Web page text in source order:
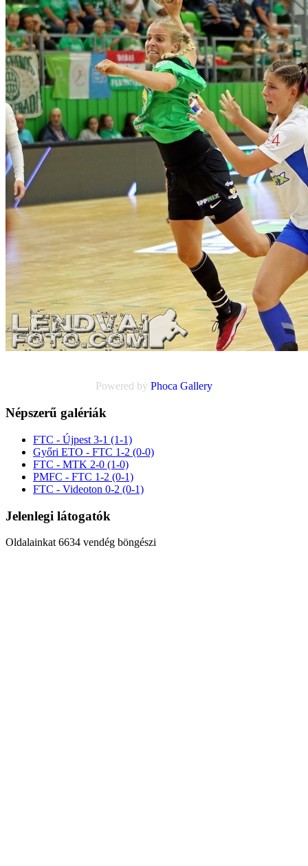
Powered by Phoca Gallery
Népszerű galériák
FTC - Újpest 3-1 (1-1)
Győri ETO - FTC 1-2 (0-0)
FTC - MTK 2-0 (1-0)
PMFC - FTC 1-2 (0-1)
FTC - Videoton 0-2 (0-1)
Jelenlegi látogatók
Oldalainkat 6634 vendég böngészi